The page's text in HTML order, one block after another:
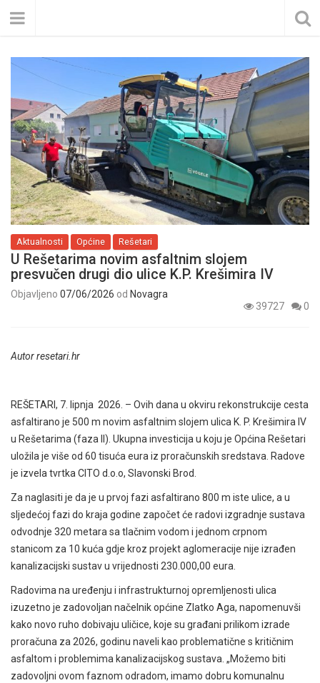
Aktualnosti Općine Rešetari
U Rešetarima novim asfaltnim slojem
presvučen drugi dio ulice K.P. Krešimira IV
Objavljeno 07/06/2026 od Novagra
39727
0
Autor resetari.hr
REŠETARI, 7. lipnja 2026. – Ovih dana u okviru rekonstrukcije cesta
asfaltirano je 500 m novim asfaltnim slojem ulica K. P. Krešimira IV
u Rešetarima (faza II). Ukupna investicija u koju je Općina Rešetari
uložila je više od 60 tisuća eura iz proračunskih sredstava. Radove
je izvela tvrtka CITO d.o.o, Slavonski Brod.
Za naglasiti je da je u prvoj fazi asfaltirano 800 m iste ulice, a u
sljedećoj fazi do kraja godine započet će radovi izgradnje sustava
odvodnje 320 metara sa tlačnim vodom i jednom crpnom
stanicom za 10 kuća gdje kroz projekt aglomeracije nije izrađen
kanalizacijski sustav u vrijednosti 230.000,00 eura.
Radovima na uređenju i infrastrukturnoj opremljenosti ulica
izuzetno je zadovoljan načelnik općine Zlatko Aga, napomenuvši
kako novo ruho dobivaju uličice, koje su građani prilikom izrade
proračuna za 2026, godinu naveli kao problematične s kritičnim
asfaltom i problemima kanalizacijskog sustava. „Možemo biti
zadovoljni ovom faznom odradom, imamo dobru komunalnu